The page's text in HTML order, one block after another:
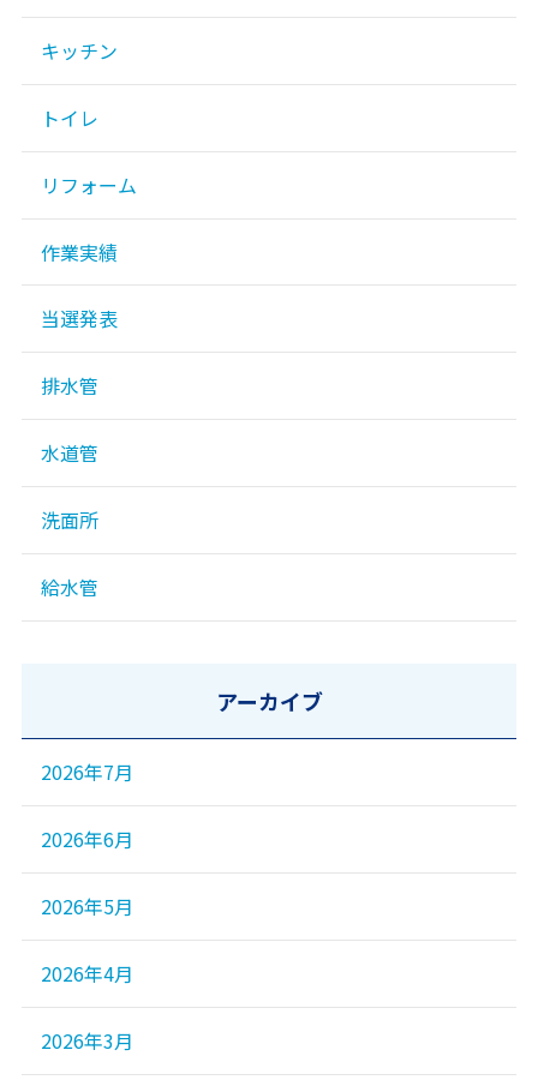
キッチン
トイレ
リフォーム
作業実績
当選発表
排水管
水道管
洗面所
給水管
アーカイブ
2026年7月
2026年6月
2026年5月
2026年4月
2026年3月